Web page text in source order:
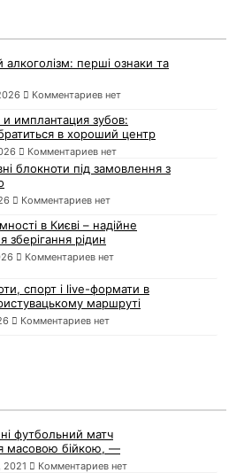
алкоголізм: перші ознаки та
Комментариев нет
и имплантация зубов:
в хороший центр
Комментариев нет
блокноти під замовлення з
Комментариев нет
в Києві – надійне
зберігання рідин
Комментариев нет
спорт і live-формати в
маршруті
Комментариев нет
футбольний матч
масовою бійкою, —
2021 Комментариев нет